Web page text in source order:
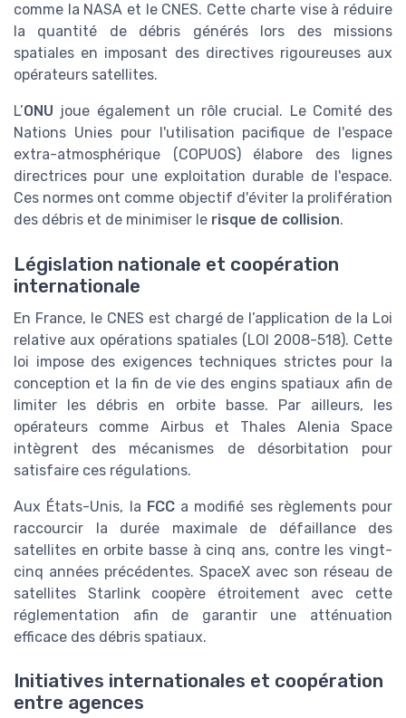
comme la NASA et le CNES. Cette charte vise à réduire
la quantité de débris générés lors des missions
spatiales en imposant des directives rigoureuses aux
opérateurs satellites.
L’ONU joue également un rôle crucial. Le Comité des
Nations Unies pour l'utilisation pacifique de l'espace
extra-atmosphérique (COPUOS) élabore des lignes
directrices pour une exploitation durable de l'espace.
Ces normes ont comme objectif d'éviter la prolifération
des débris et de minimiser le risque de collision.
Législation nationale et coopération
internationale
En France, le CNES est chargé de l’application de la Loi
relative aux opérations spatiales (LOI 2008-518). Cette
loi impose des exigences techniques strictes pour la
conception et la fin de vie des engins spatiaux afin de
limiter les débris en orbite basse. Par ailleurs, les
opérateurs comme Airbus et Thales Alenia Space
intègrent des mécanismes de désorbitation pour
satisfaire ces régulations.
Aux États-Unis, la FCCa modifié ses règlements pour
raccourcir la durée maximale de défaillance des
satellites en orbite basse à cinq ans, contre les vingt-
cinq années précédentes. SpaceX avec son réseau de
satellites Starlink coopère étroitement avec cette
réglementation afin de garantir une atténuation
efficace des débris spatiaux.
Initiatives internationales et coopération
entre agences